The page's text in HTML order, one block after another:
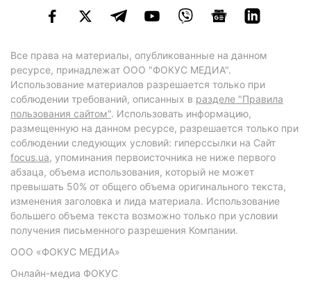
Все права на материалы, опубликованные на данном
ресурсе, принадлежат ООО "ФОКУС МЕДИА".
Использование материалов разрешается только при
соблюдении требований, описанных в разделе "Правила
пользования сайтом". Использовать информацию,
размещенную на данном ресурсе, разрешается только при
соблюдении следующих условий: гиперссылки на Сайт
focus.ua, упоминания первоисточника не ниже первого
абзаца, объема использования, который не может
превышать 50% от общего объема оригинального текста,
изменения заголовка и лида материала. Использование
большего объема текста возможно только при условии
получения письменного разрешения Компании.
ООО «ФОКУС МЕДИА»
Онлайн-медиа ФОКУС